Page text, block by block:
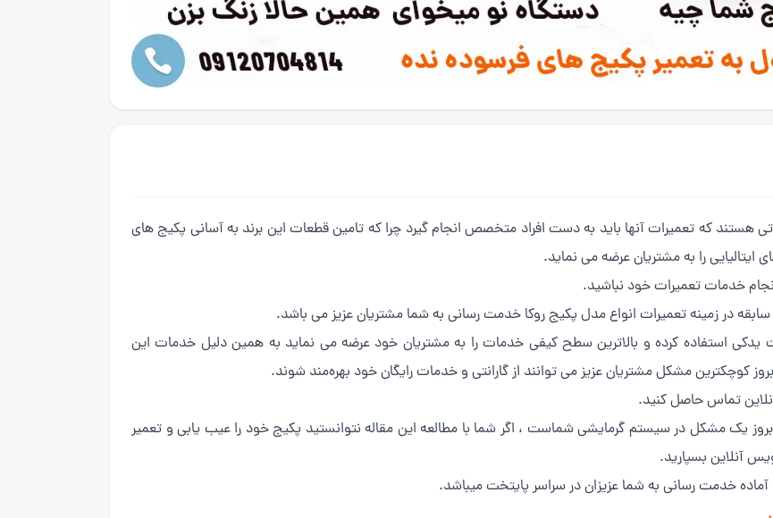
هستند که تعمیرات آنها باید به دست افراد متخصص انجام گیرد چرا که تامین قطعات این برند به آسانی پکیج های
را به مشتریان عرضه می نماید.
خدمات تعمیرات خود نباشید.
یدکی استفاده کرده و بالاترین سطح کیفی خدمات را به مشتریان خود عرضه می نماید به همین دلیل خدمات این
کوچکترین مشکل مشتریان عزیز می توانند از گارانتی و خدمات رایگان خود بهره‌مند شوند.
تماس حاصل کنید.
یک مشکل در سیستم گرمایشی شماست ، اگر شما با مطالعه این مقاله نتوانستید پکیج خود را عیب یابی و تعمیر
آنلاین بسپارید.
خدمت رسانی به شما عزیزان در سراسر پایتخت میباشد.